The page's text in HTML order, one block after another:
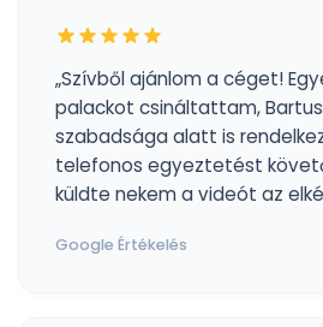
„Szívből ajánlom a céget!
palackot csináltattam, Bartus
szabadsága alatt is
telefonos egyeztetést
küldte nekem a videót az
Google Értékelés